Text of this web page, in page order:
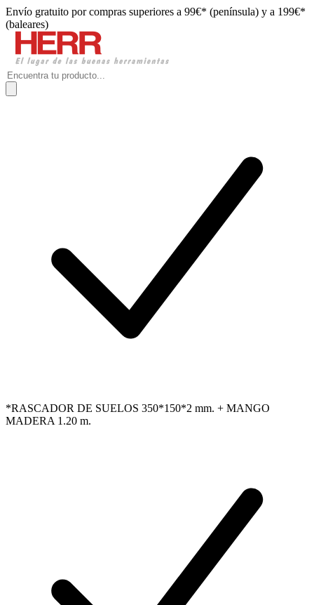
Envío gratuito por compras superiores a 99€* (península) y a 199€*
(baleares)
*RASCADOR DE SUELOS 350*150*2 mm. + MANGO
MADERA 1.20 m.